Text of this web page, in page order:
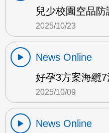
兒少校園空品防
2025/10/23
News Online
好孕3方案海纜
2025/10/09
News Online